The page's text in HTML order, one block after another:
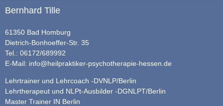
Bernhard Tille
61350 Bad Homburg
Dietrich-Bonhoeffer-Str. 35
Tel.: 06172/689992
E-Mail: info@heilpraktiker-psychotherapie-hessen.de
Lehrtrainer und Lehrcoach -DVNLP/Berlin
Lehrtherapeut und NLPt-Ausbilder -DGNLPT/Berlin
Master Trainer IN Berlin